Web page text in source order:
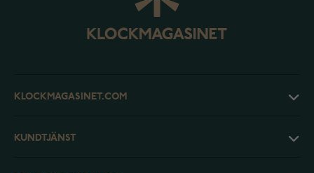
KLOCKMAGASINET.COM
KUNDTJÄNST